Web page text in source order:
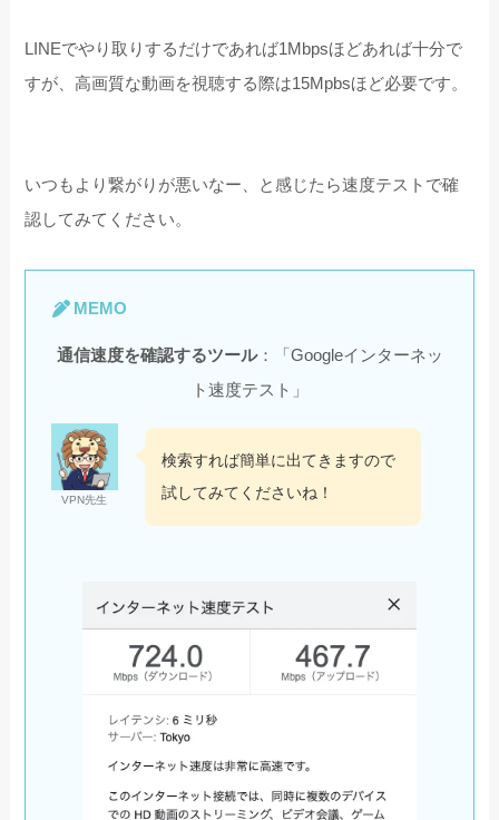
LINEでやり取りするだけであれば1Mbpsほどあれば十分で
すが、高画質な動画を視聴する際は15Mpbsほど必要です。
いつもより繋がりが悪いなー、と感じたら速度テストで確
認してみてください。
MEMO
通信速度を確認するツール：「Googleインターネッ
ト速度テスト」
VPN先生
検索すれば簡単に出てきますので
試してみてくださいね！